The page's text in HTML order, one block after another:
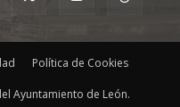
Política de Cookies
Ayuntamiento de León.